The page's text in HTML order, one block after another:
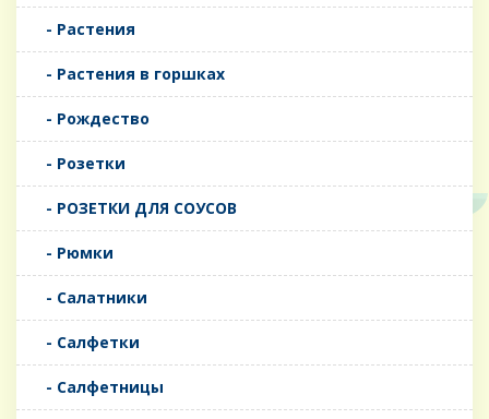
- Растения
- Растения в горшках
- Рождество
- Розетки
- РОЗЕТКИ ДЛЯ СОУСОВ
- Рюмки
- Салатники
- Салфетки
- Салфетницы